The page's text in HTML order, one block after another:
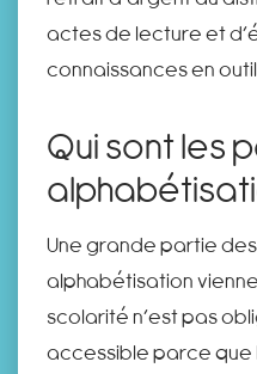
actes de lecture et
connaissances en
Qui sont les
Une grande partie
alphabétisation
scolarité n’est pas
accessible parce que